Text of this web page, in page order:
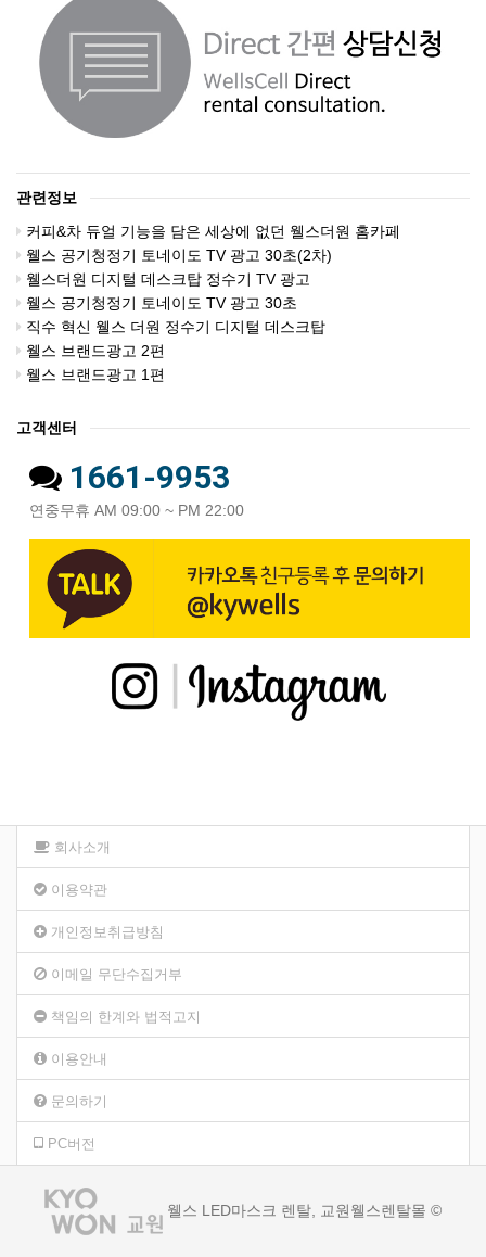
관련정보
커피&차 듀얼 기능을 담은 세상에 없던 웰스더원 홈카페
웰스 공기청정기 토네이도 TV 광고 30초(2차)
웰스더원 디지털 데스크탑 정수기 TV 광고
웰스 공기청정기 토네이도 TV 광고 30초
직수 혁신 웰스 더원 정수기 디지털 데스크탑
웰스 브랜드광고 2편
웰스 브랜드광고 1편
고객센터
1661-9953
연중무휴 AM 09:00 ~ PM 22:00
회사소개
이용약관
개인정보취급방침
이메일 무단수집거부
책임의 한계와 법적고지
이용안내
문의하기
PC버전
웰스 LED마스크 렌탈, 교원웰스렌탈몰 ©